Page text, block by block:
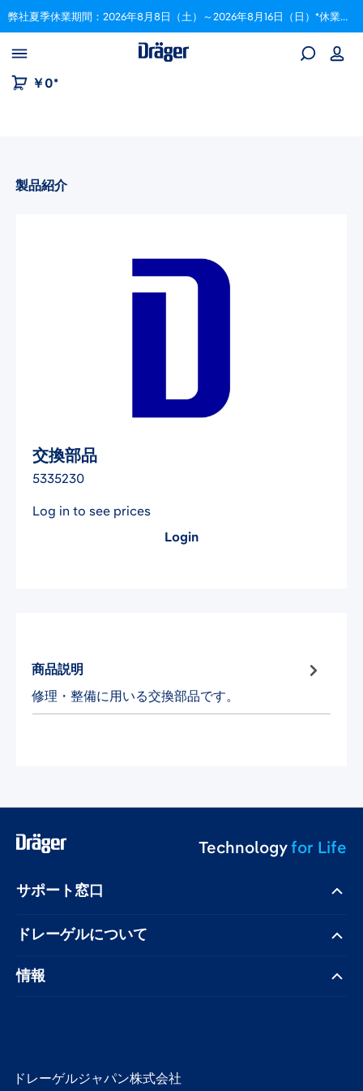
to B2B platform navigation 弊社夏季休業期間：2026年8月8日（土）～2026年8月16日（日）*休業期間中にいただいたご注文は、8月17日以降順次対応いたします。
￥0*
製品紹介
画像ギャラリーをスキップ
交換部品
5335230
Log in to see prices
Login
商品説明
修理・整備に用いる交換部品です。
Technologyfor Life
サポート窓口
ドレーゲル​について
情報
ドレーゲルジャパン株式会社 ​